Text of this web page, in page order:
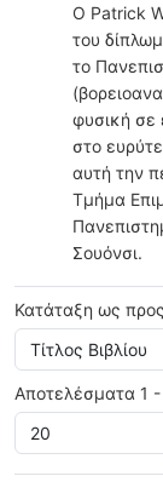
Ο Patrick
του
το
φυσική σε
στο
αυτή την
Τμήμα
Σουόνσι.
Κατάταξη ως προς
Αποτελέσματα 1 -